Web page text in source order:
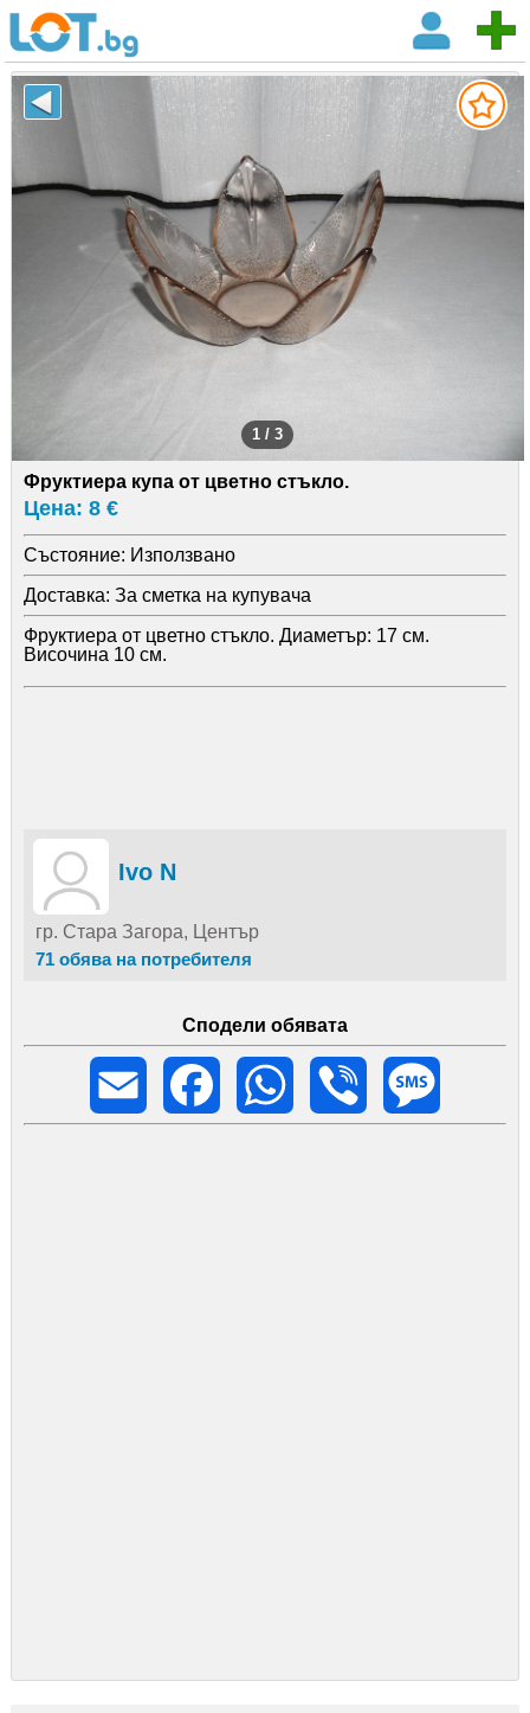
1 / 3
Фруктиера купа от цветно стъкло.
Цена: 8 €
Състояние: Използвано
Доставка: За сметка на купувача
Фруктиера от цветно стъкло. Диаметър: 17 см.
Височина 10 см.
Ivo N
гр. Стара Загора, Център
71 обява на потребителя
Сподели обявата
Email
Facebook WhatsApp Viber